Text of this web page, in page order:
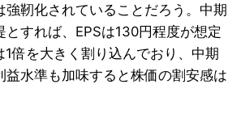
強靭化されていることだろう。中期
とすれば、EPSは130円程度が想定
1倍を大きく割り込んでおり、中期
益水準も加味すると株価の割安感は